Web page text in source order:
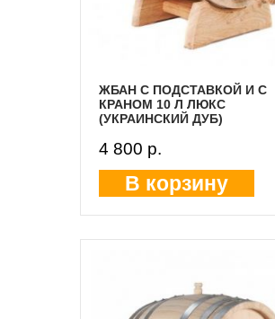
ЖБАН С ПОДСТАВКОЙ И С
КРАНОМ 10 Л ЛЮКС
(УКРАИНСКИЙ ДУБ)
4 800 p.
В корзину